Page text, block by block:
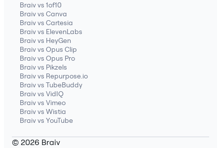
Braiv vs 1of10
Braiv vs Canva
Braiv vs Cartesia
Braiv vs ElevenLabs
Braiv vs HeyGen
Braiv vs Opus Clip
Braiv vs Opus Pro
Braiv vs Pikzels
Braiv vs Repurpose.io
Braiv vs TubeBuddy
Braiv vs VidIQ
Braiv vs Vimeo
Braiv vs Wistia
Braiv vs YouTube
© 2026 Braiv